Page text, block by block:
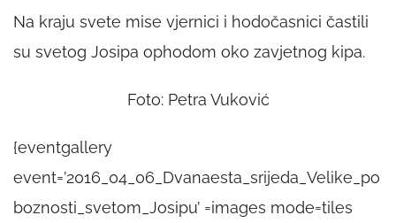
Na kraju svete mise vjernici i hodočasnici častili
su svetog Josipa ophodom oko zavjetnog kipa.
Foto: Petra Vuković
{eventgallery
event=’2016_04_06_Dvanaesta_srijeda_Velike_po
boznosti_svetom_Josipu’ =images mode=tiles